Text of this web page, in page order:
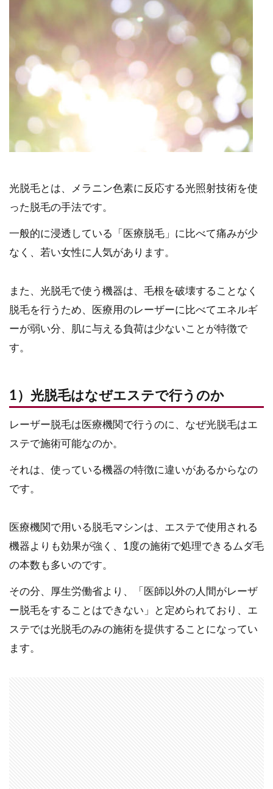
光脱毛とは、メラニン色素に反応する光照射技術を使
った脱毛の手法です。
一般的に浸透している「医療脱毛」に比べて痛みが少
なく、若い女性に人気があります。
また、光脱毛で使う機器は、毛根を破壊することなく
脱毛を行うため、医療用のレーザーに比べてエネルギ
ーが弱い分、肌に与える負荷は少ないことが特徴で
す。
1）光脱毛はなぜエステで行うのか
レーザー脱毛は医療機関で行うのに、なぜ光脱毛はエ
ステで施術可能なのか。
それは、使っている機器の特徴に違いがあるからなの
です。
医療機関で用いる脱毛マシンは、エステで使用される
機器よりも効果が強く、1度の施術で処理できるムダ毛
の本数も多いのです。
その分、厚生労働省より、「医師以外の人間がレーザ
ー脱毛をすることはできない」と定められており、エ
ステでは光脱毛のみの施術を提供することになってい
ます。